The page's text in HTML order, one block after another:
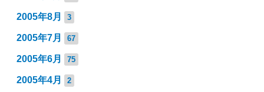
2005年8月 3
2005年7月 67
2005年6月 75
2005年4月 2